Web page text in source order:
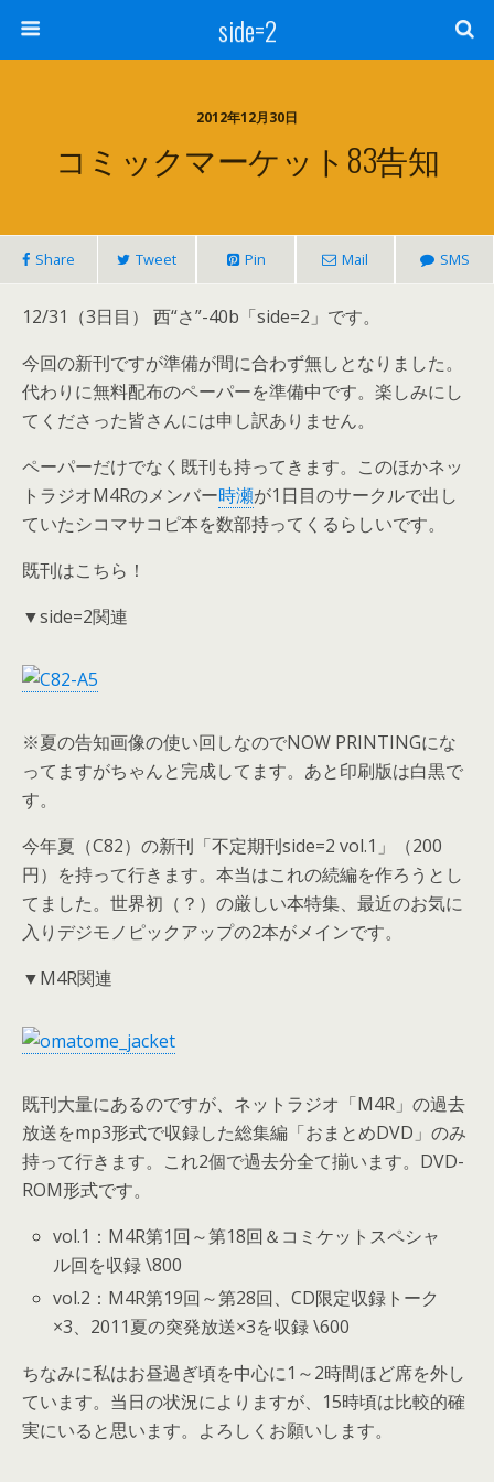
side=2
2012年12月30日
コミックマーケット83告知
Share Tweet Pin Mail SMS
12/31（3日目） 西“さ”-40b「side=2」です。
今回の新刊ですが準備が間に合わず無しとなりました。
代わりに無料配布のペーパーを準備中です。楽しみにし
てくださった皆さんには申し訳ありません。
ペーパーだけでなく既刊も持ってきます。このほかネッ
トラジオM4Rのメンバー時瀬が1日目のサークルで出し
ていたシコマサコピ本を数部持ってくるらしいです。
既刊はこちら！
▼side=2関連
※夏の告知画像の使い回しなのでNOW PRINTINGにな
ってますがちゃんと完成してます。あと印刷版は白黒で
す。
今年夏（C82）の新刊「不定期刊side=2 vol.1」（200
円）を持って行きます。本当はこれの続編を作ろうとし
てました。世界初（？）の厳しい本特集、最近のお気に
入りデジモノピックアップの2本がメインです。
▼M4R関連
既刊大量にあるのですが、ネットラジオ「M4R」の過去
放送をmp3形式で収録した総集編「おまとめDVD」のみ
持って行きます。これ2個で過去分全て揃います。DVD-
ROM形式です。
vol.1：M4R第1回～第18回＆コミケットスペシャ
ル回を収録 \800
vol.2：M4R第19回～第28回、CD限定収録トーク
×3、2011夏の突発放送×3を収録 \600
ちなみに私はお昼過ぎ頃を中心に1～2時間ほど席を外し
ています。当日の状況によりますが、15時頃は比較的確
実にいると思います。よろしくお願いします。